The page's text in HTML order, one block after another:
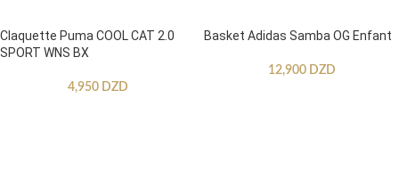
Claquette Puma COOL CAT 2.0
SPORT WNS BX
4,950 DZD
Basket Adidas Samba OG Enfant
12,900 DZD